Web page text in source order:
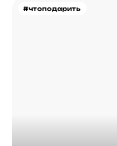
#чтоподарить